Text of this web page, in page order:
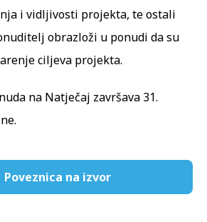
i vidljivosti projekta, te ostali
obrazloži u ponudi da su
ciljeva projekta.
na Natječaj završava 31.
Poveznica na izvor